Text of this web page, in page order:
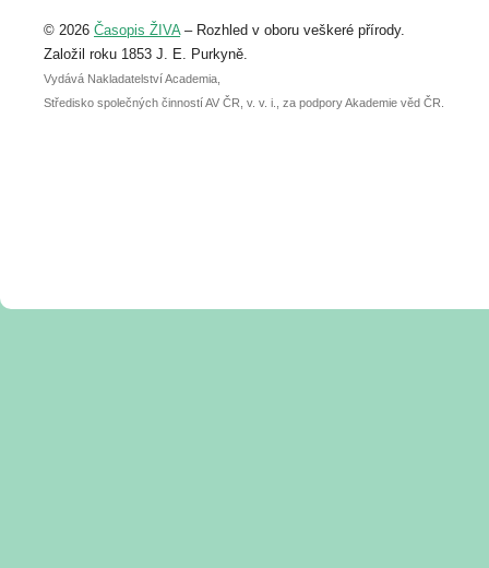
abstraktu přihlášené přednášky nebo
posteru je už 30. června.
© 2026 Časopis ŽIVA– Rozhled v oboru veškeré přírody.
Založil roku 1853 J. E. Purkyně.
Vydává Nakladatelství Academia,
Středisko společných činností AV ČR, v. v. i., za podpory Akademie věd ČR.